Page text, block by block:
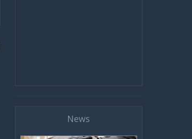
News